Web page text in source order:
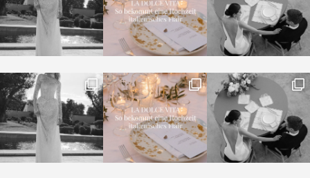
diesem findet sich die Hauptblüte aus dem Brautstrauß
– die Ranunkel – wieder, die vom Schneeball umrundet
wird.
Die Fotografin Stephanie Brouwer vonLichterstaub-
Fotografie hat die Prachtstücke wieder für uns aufs
Bild gebracht. Das Bouquet und der Blumenmix ist toll
für Frühlingshochzeiten und lässt sich auch in der
übrigen Hochzeitsdeko gut umsetzen, denn hier habt